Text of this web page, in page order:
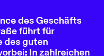
des Geschäfts
führt für
des guten
In zahlreichen